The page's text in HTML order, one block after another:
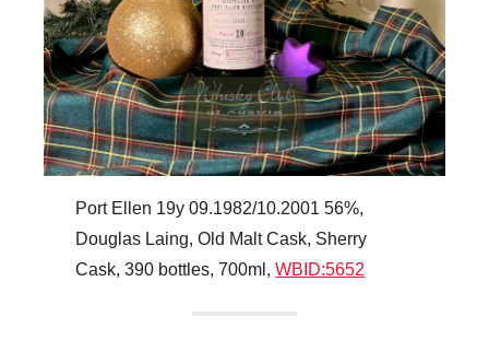
Port Ellen 19y 09.1982/10.2001 56%,
Douglas Laing, Old Malt Cask, Sherry
Cask, 390 bottles, 700ml,WBID:5652